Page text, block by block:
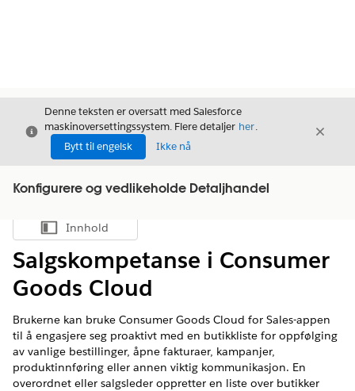
Avslutt
Denne teksten er oversatt med Salesforce
maskinoversettingssystem. Flere detaljer her.
Bytt til engelsk
Ikke nå
Avslutt
Konfigurere og vedlikeholde Detaljhandel
Vis innholdsfortegnelse
Innhold
Salgskompetanse i Consumer
Goods Cloud
Brukerne kan bruke Consumer Goods Cloud for Sales-appen
til å engasjere seg proaktivt med en butikkliste for oppfølging
av vanlige bestillinger, åpne fakturaer, kampanjer,
produktinnføring eller annen viktig kommunikasjon. En
overordnet eller salgsleder oppretter en liste over butikker